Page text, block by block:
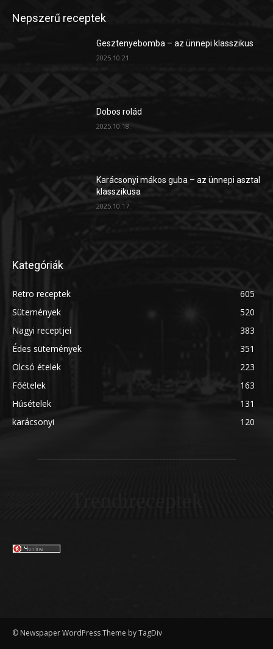
Nepszerű receptek
Gesztenyebomba – az ünnepi klasszikus
2025.10.21.
Dobos rolád
2025.10.18.
Karácsonyi mákos guba – az ünnepi asztal
klasszikusa
2025.10.17.
Kategóriák
Retro receptek
605
Sütemények
520
Nagyi receptjei
383
Édes sütemények
351
Olcsó ételek
223
Főételek
163
Húsételek
131
karácsonyi
120
© Newspaper WordPress Theme by TagDiv